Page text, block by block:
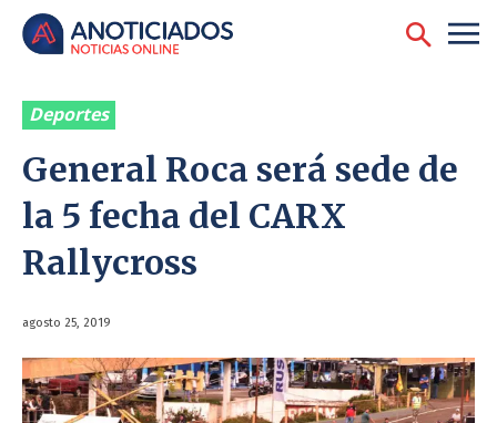
Deportes
General Roca será sede de
la 5 fecha del CARX
Rallycross
agosto 25, 2019